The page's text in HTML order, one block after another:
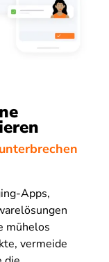
Apps,
mühelos
vermeide